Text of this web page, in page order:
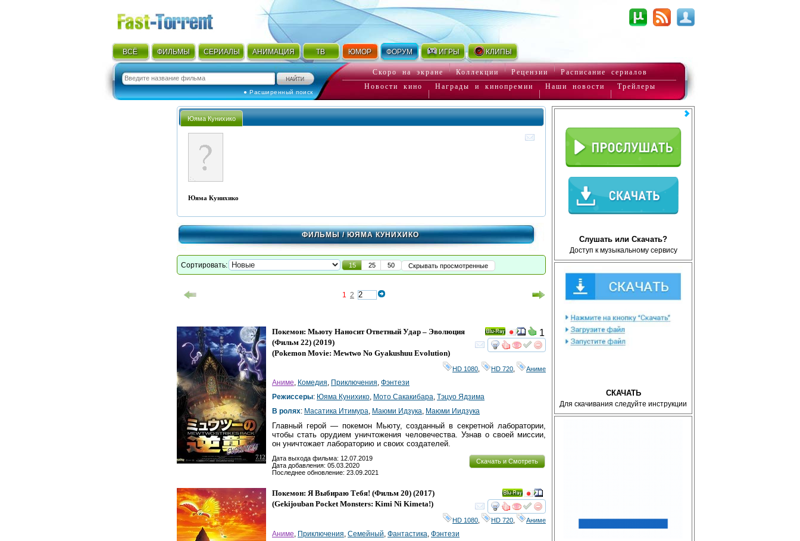
ВСЁ ФИЛЬМЫ СЕРИАЛЫ АНИМАЦИЯ ТВ ЮМОР ФОРУМ ИГРЫ КЛИПЫ
● Расширенный поиск
Скоро на экране Коллекции Рецензии
Расписание сериалов
Новости кино
Награды и кинопремии Наши новости Трейлеры
Слушать или Скачать?
Доступ к музыкальному сервису
СКАЧАТЬ
Для скачивания следуйте инструкции
Юяма Кунихико
Юяма Кунихико
ФИЛЬМЫ/ ЮЯМА КУНИХИКО
Сортировать: 15 25 50 Скрывать просмотренные
1 2
смотретьинтересует
Ray
1
Покемон: Мьюту Наносит Ответный Удар – Эволюция
(Фильм 22) (2019)
(Pokemon Movie: Mewtwo No Gyakushuu Evolution)
HD 1080 HD 720 Аниме
Аниме, Комедия, Приключения, Фэнтези
Режиссеры: Юяма Кунихико, Мото Сакакибара, Тэцуо Ядзима
В ролях: Масатика Итимура, Маюми Идзука, Маюми Иидзука
Главный герой — покемон Мьюту, созданный в секретной лаборатории,
чтобы стать орудием уничтожения человечества. Узнав о своей миссии,
он уничтожает лабораторию и своих создателей.
Скачать и Смотреть
Дата выхода фильма: 12.07.2019
Дата добавления: 05.03.2020
Последнее обновление: 23.09.2021
смотретьинтересует
Ray
Покемон: Я Выбираю Тебя! (Фильм 20) (2017)
(Gekijouban Pocket Monsters: Kimi Ni Kimeta!)
HD 1080 HD 720 Аниме
Аниме, Приключения, Семейный, Фантастика, Фэнтези